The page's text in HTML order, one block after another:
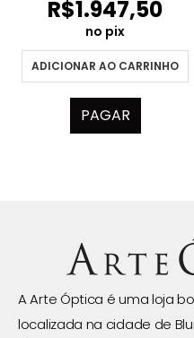
R$1.947,50
no pix
ADICIONAR AO CARRINHO
PAGAR
A Arte Óptica é uma loja
localizada na cidade de